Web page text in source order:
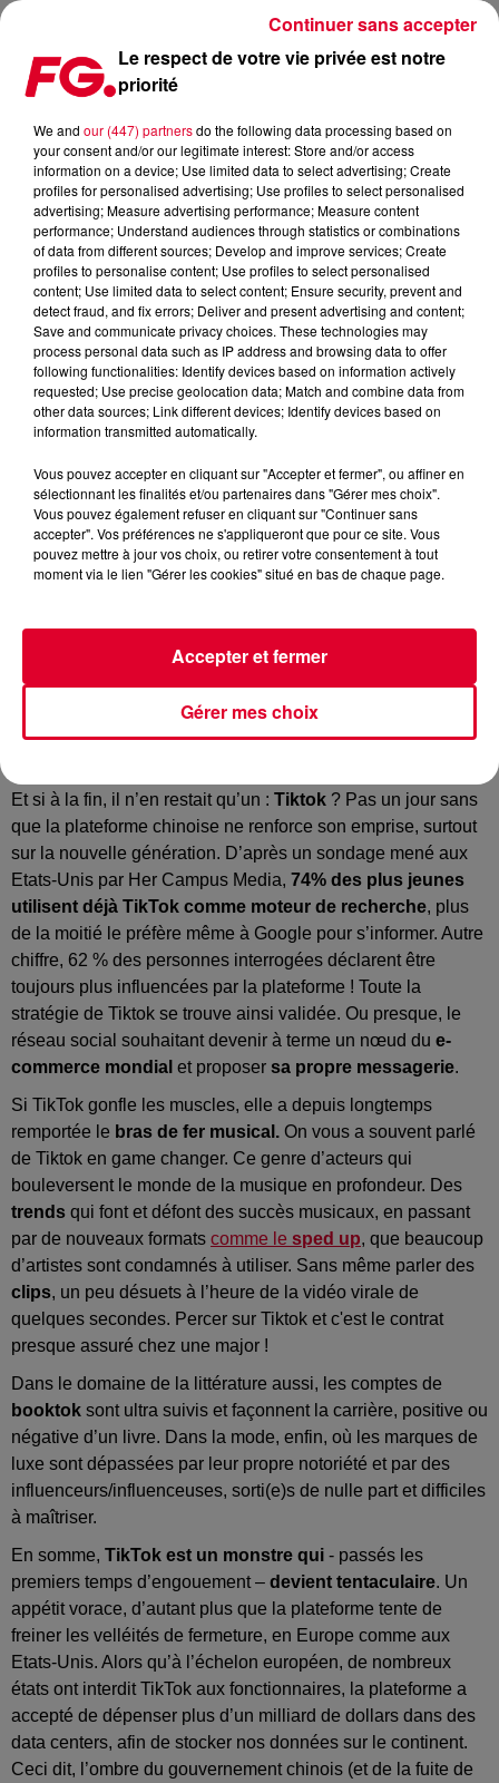
TIKTOK, TOUJOURS PLUS LOIN, TOUJOURS PLUS HAUT,
Publié : 12 septembre 2023 à 12h31 par Christophe
HUBERT
TikTok, toujours plus loin, toujours plus haut, toujours
Et si à la fin, il n’en restait qu’un : Tiktok ? Pas un jour sans
que la plateforme chinoise ne renforce son emprise, surtout
sur la nouvelle génération. D’après un sondage mené aux
Etats-Unis par Her Campus Media, 74% des plus jeunes
utilisent déjà TikTok comme moteur de recherche, plus
de la moitié le préfère même à Google pour s’informer. Autre
chiffre, 62 % des personnes interrogées déclarent être
toujours plus influencées par la plateforme ! Toute la
stratégie de Tiktok se trouve ainsi validée. Ou presque, le
réseau social souhaitant devenir à terme un nœud du e-
commerce mondial et proposer sa propre messagerie.
Si TikTok gonfle les muscles, elle a depuis longtemps
remportée le bras de fer musical. On vous a souvent parlé
de Tiktok en game changer. Ce genre d’acteurs qui
bouleversent le monde de la musique en profondeur. Des
trends qui font et défont des succès musicaux, en passant
par de nouveaux formats comme le sped up, que beaucoup
d’artistes sont condamnés à utiliser. Sans même parler des
clips, un peu désuets à l’heure de la vidéo virale de
quelques secondes. Percer sur Tiktok et c'est le contrat
presque assuré chez une major !
Dans le domaine de la littérature aussi, les comptes de
booktok sont ultra suivis et façonnent la carrière, positive ou
négative d’un livre. Dans la mode, enfin, où les marques de
luxe sont dépassées par leur propre notoriété et par des
influenceurs/influenceuses, sorti(e)s de nulle part et difficiles
à maîtriser.
En somme, TikTok est un monstre qui - passés les
premiers temps d’engouement – devient tentaculaire. Un
appétit vorace, d’autant plus que la plateforme tente de
freiner les velléités de fermeture, en Europe comme aux
Etats-Unis. Alors qu’à l’échelon européen, de nombreux
états ont interdit TikTok aux fonctionnaires, la plateforme a
accepté de dépenser plus d’un milliard de dollars dans des
data centers, afin de stocker nos données sur le continent.
Ceci dit, l’ombre du gouvernement chinois (et de la fuite de
Le respect de votre vie privée est notre
priorité
We and our (447) partnersdo the following data processing based on
your consent and/or our legitimate interest: Store and/or access
information on a device; Use limited data to select advertising; Create
profiles for personalised advertising; Use profiles to select personalised
advertising; Measure advertising performance; Measure content
performance; Understand audiences through statistics or combinations
of data from different sources; Develop and improve services; Create
profiles to personalise content; Use profiles to select personalised
content; Use limited data to select content; Ensure security, prevent and
detect fraud, and fix errors; Deliver and present advertising and content;
Save and communicate privacy choices. These technologies may
process personal data such as IP address and browsing data to offer
following functionalities: Identify devices based on information actively
requested; Use precise geolocation data; Match and combine data from
other data sources; Link different devices; Identify devices based on
information transmitted automatically.
Vous pouvez accepter en cliquant sur "Accepter et fermer", ou affiner en
sélectionnant les finalités et/ou partenaires dans "Gérer mes choix".
Vous pouvez également refuser en cliquant sur "Continuer sans
accepter". Vos préférences ne s'appliqueront que pour ce site. Vous
pouvez mettre à jour vos choix, ou retirer votre consentement à tout
moment via le lien "Gérer les cookies" situé en bas de chaque page.
Gérer mes choix
Accepter et fermer
Continuer sans accepter